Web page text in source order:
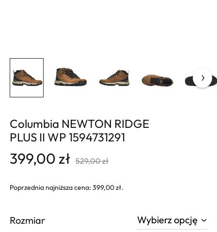
Columbia NEWTON RIDGE
PLUS II WP 1594731291
399,00zł 529,00zł
Poprzednia najniższa cena: 399,00zł.
Rozmiar